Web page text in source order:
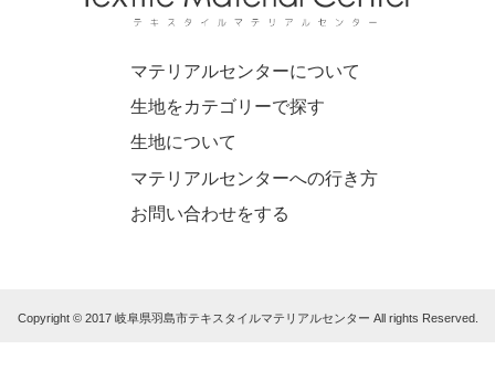
マテリアルセンターについて
生地をカテゴリーで探す
生地について
マテリアルセンターへの行き方
お問い合わせをする
Copyright © 2017 岐阜県羽島市テキスタイルマテリアルセンター All rights Reserved.